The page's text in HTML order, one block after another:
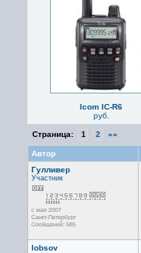
Icom IC-R6
руб.
Страница: 1 2 »»
Автор
Гулливер
Участник
с мая 2007
Санкт-Петербург
Сообщений: 585
lobsov